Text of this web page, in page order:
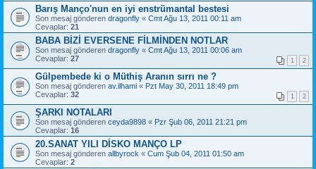
Barış Manço'nun en iyi enstrümantal bestesi
Son mesaj gönderen dragonfly « Cmt Ağu 13, 2011 00:11 am
Cevaplar: 21
BABA BİZİ EVERSENE FİLMİNDEN NOTLAR
Son mesaj gönderen dragonfly « Cmt Ağu 13, 2011 00:06 am
Cevaplar: 27 1 2
Gülpembede ki o Müthiş Aranın sırrı ne ?
Son mesaj gönderen av.ilhami « Pzt May 30, 2011 18:49 pm
Cevaplar: 32 1 2
ŞARKI NOTALARI
Son mesaj gönderen ceyda9898 « Pzr Şub 06, 2011 21:21 pm
Cevaplar: 16
20.SANAT YILI DİSKO MANÇO LP
Son mesaj gönderen allbyrock « Cum Şub 04, 2011 01:50 am
Cevaplar: 2